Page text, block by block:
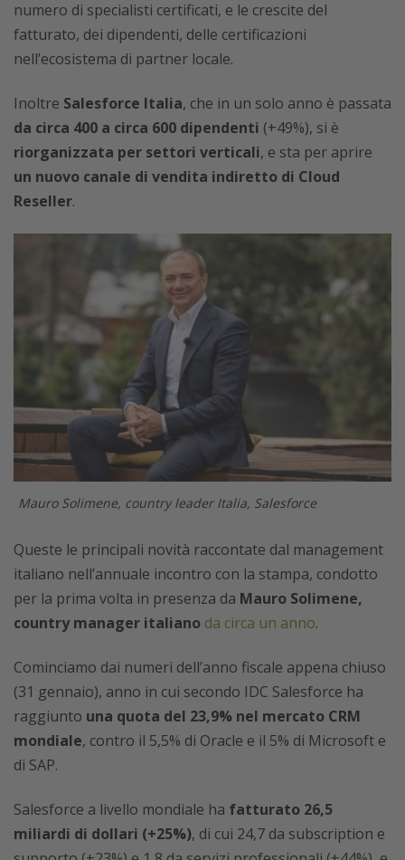
numero di specialisti certificati, e le crescite del
fatturato, dei dipendenti, delle certificazioni
nell’ecosistema di partner locale.
Inoltre Salesforce Italia, che in un solo anno è passata
da circa 400 a circa 600 dipendenti (+49%), si è
riorganizzata per settori verticali, e sta per aprire
un nuovo canale di vendita indiretto di Cloud
Reseller.
Mauro Solimene, country leader Italia, Salesforce
Queste le principali novità raccontate dal management
italiano nell’annuale incontro con la stampa, condotto
per la prima volta in presenza da Mauro Solimene,
country manager italiano da circa un anno.
Cominciamo dai numeri dell’anno fiscale appena chiuso
(31 gennaio), anno in cui secondo IDC Salesforce ha
raggiunto una quota del 23,9% nel mercato CRM
mondiale, contro il 5,5% di Oracle e il 5% di Microsoft e
di SAP.
Salesforce a livello mondiale ha fatturato 26,5
miliardi di dollari (+25%), di cui 24,7 da subscription e